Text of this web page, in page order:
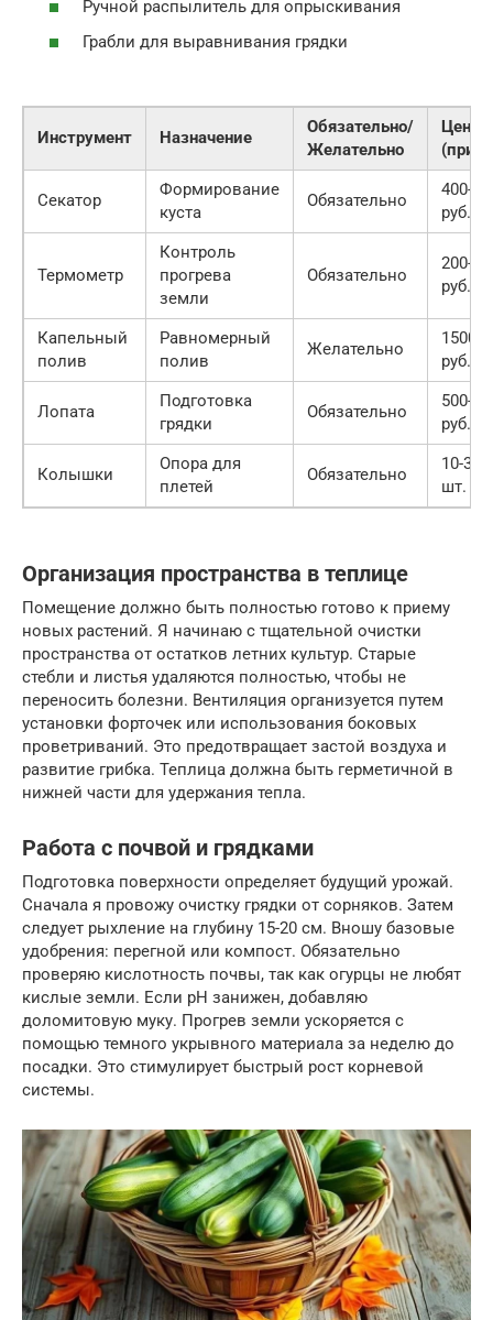
Ручной распылитель для опрыскивания
Грабли для выравнивания грядки
Инструмент Назначение
Обязательно/
Желательно
Цена
Секатор
Формирование
куста
Обязательно
400-
руб.
Термометр
Контроль
прогрева
земли
Обязательно
200-
руб.
Капельный
полив
Равномерный
полив
Желательно
1500-
руб.
Лопата
Подготовка
грядки
Обязательно
500-
руб.
Колышки
Опора для
плетей
Обязательно
10-30
шт.
Организация пространства в теплице
Помещение должно быть полностью готово к приему
новых растений. Я начинаю с тщательной очистки
пространства от остатков летних культур. Старые
стебли и листья удаляются полностью, чтобы не
переносить болезни. Вентиляция организуется путем
установки форточек или использования боковых
проветриваний. Это предотвращает застой воздуха и
развитие грибка. Теплица должна быть герметичной в
нижней части для удержания тепла.
Работа с почвой и грядками
Подготовка поверхности определяет будущий урожай.
Сначала я провожу очистку грядки от сорняков. Затем
следует рыхление на глубину 15-20 см. Вношу базовые
удобрения: перегной или компост. Обязательно
проверяю кислотность почвы, так как огурцы не любят
кислые земли. Если pH занижен, добавляю
доломитовую муку. Прогрев земли ускоряется с
помощью темного укрывного материала за неделю до
посадки. Это стимулирует быстрый рост корневой
системы.